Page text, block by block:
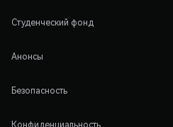
Студенческий фонд
Анонсы
Безопасность
Конфиденциальность